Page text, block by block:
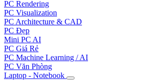
PC Rendering
PC Visualization
PC Architecture & CAD
PC Đẹp
Mini PC AI
PC Giá Rẻ
PC Machine Learning / AI
PC Văn Phòng
Laptop - Notebook